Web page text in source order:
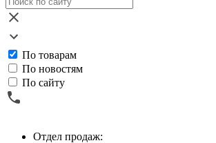
По товарам
По новостям
По сайту
Отдел продаж: